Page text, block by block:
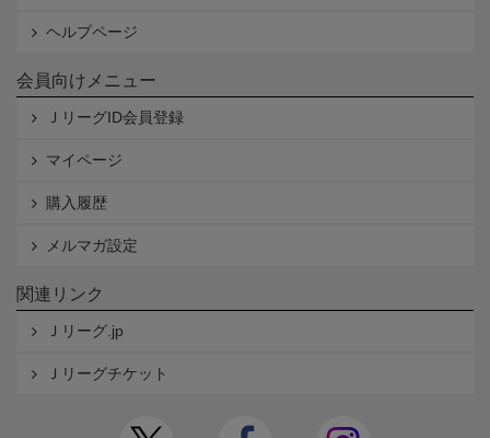
ヘルプページ
会員向けメニュー
ＪリーグID会員登録
マイページ
購入履歴
メルマガ設定
関連リンク
Ｊリーグ.jp
Ｊリーグチケット